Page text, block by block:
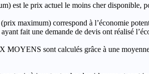
le prix actuel le moins cher disponible,
maximum) correspond à l’économie
fait une demande de devis ont réalisé
sont calculés grâce à une moyenne